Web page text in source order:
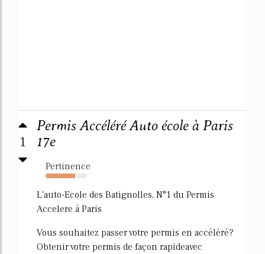
1
Permis Accéléré Auto école à Paris
17e
Pertinence
72%
L'auto-Ecole des Batignolles, N°1 du Permis
Accelere à Paris
Vous souhaitez passer votre permis en accéléré?
Obtenir votre permis de façon rapideavec